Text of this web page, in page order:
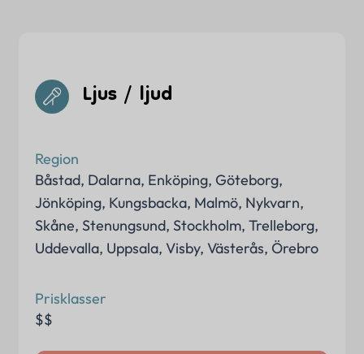
Ljus / ljud
Region
Båstad, Dalarna, Enköping, Göteborg,
Jönköping, Kungsbacka, Malmö, Nykvarn,
Skåne, Stenungsund, Stockholm, Trelleborg,
Uddevalla, Uppsala, Visby, Västerås, Örebro
Prisklasser
$$